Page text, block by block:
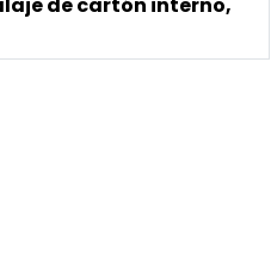
de cartón interno,